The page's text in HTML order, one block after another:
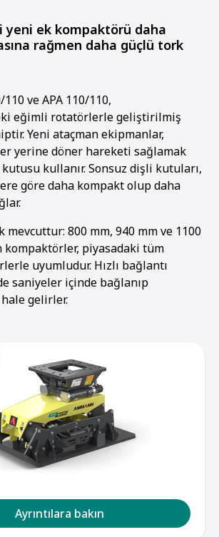
yeni ek kompaktörü daha
rağmen daha güçlü tork
ve APA 110/110,
eğimli rotatörlerle geliştirilmiş
Yeni ataçman ekipmanlar,
yerine döner hareketi sağlamak
kullanır. Sonsuz dişli kutuları,
göre daha kompakt olup daha
mevcuttur: 800 mm, 940 mm ve 1100
kompaktörler, piyasadaki tüm
uyumludur. Hızlı bağlantı
saniyeler içinde bağlanıp
gelirler.
Ayrıntılara bakın